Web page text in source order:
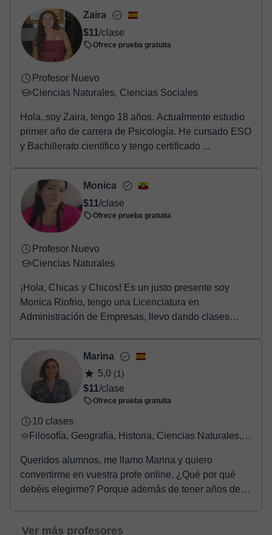
- Paypal.
Una vez realices el pago de la clase, recibirás un e-mail de
confirmación de la reserva.
Zaira
$11/clase
Ofrece prueba gratuita
Profesor Nuevo
Ciencias Naturales, Ciencias Sociales
Hola, soy Zaira, tengo 18 años. Actualmente estudio
primer año de carrera de Psicología. He cursado ESO
y Bachillerato científico y tengo certificado ...
Monica
$11/clase
Ofrece prueba gratuita
Profesor Nuevo
Ciencias Naturales
¡Hola, Chicas y Chicos! Es un justo presente soy
Monica Riofrio, tengo una Licenciatura en
Administración de Empresas, llevo dando clases
Marina
5,0 (1)
$11/clase
Ofrece prueba gratuita
10 clases
Filosofía, Geografía, Historia, Ciencias Naturales, Ciencias Sociales
Queridos alumnos, me llamo Marina y quiero
convertirme en vuestra profe online. ¿Qué por qué
debéis elegirme? Porque además de tener años de
Ver más profesores